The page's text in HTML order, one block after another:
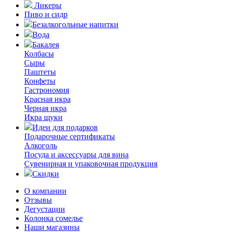
Ликеры
Пиво и сидр
Безалкогольные напитки
Вода
Бакалея
Колбасы
Сыры
Паштеты
Конфеты
Гастрономия
Красная икра
Черная икра
Икра щуки
Идеи для подарков
Подарочные сертификаты
Алкоголь
Посуда и аксессуары для вина
Сувенирная и упаковочная продукция
Скидки
О компании
Отзывы
Дегустации
Колонка сомелье
Наши магазины